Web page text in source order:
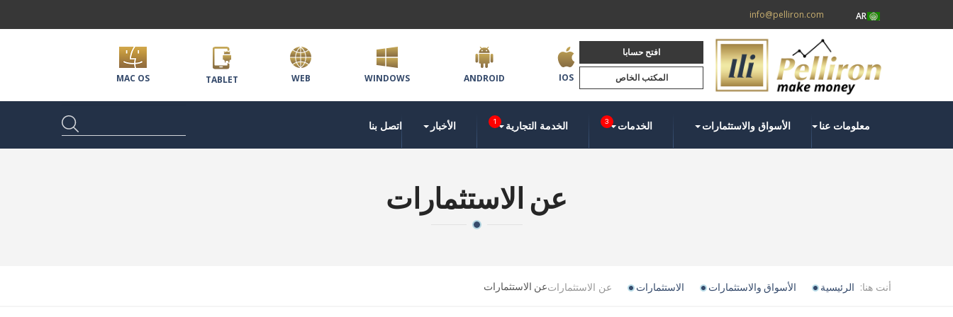
AR
info@pelliron.com
افتح حسابا
المكتب الخاص IOS
ANDROID
WINDOWS
WEB
TABLET
MAC OS
معلومات عنا الأسواق والاستثمارات الخدمات 3 الخدمة التجارية 1 الأخبار اتصل بنا
عن الاستثمارات
عن الاستثمارات أنت هنا: الرئيسية الأسواق والاستثمارات الاستثمارات عن الاستثمارات